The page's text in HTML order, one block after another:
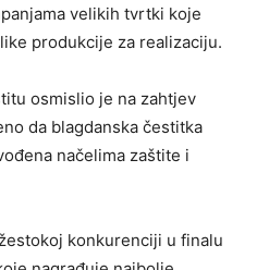
velikih tvrtki koje
produkcije za realizaciju.
osmislio je na zahtjev
da blagdanska čestitka
načelima zaštite i
konkurenciji u finalu